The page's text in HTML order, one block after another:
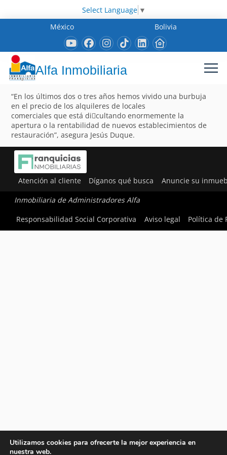
Select Language ▼
México
Bolivia
Alfa Inmobiliaria
“En los últimos dos o tres años hemos vivido una burbuja
en el precio de los alquileres de locales
comerciales que está di􀂦cultando enormemente la
apertura o la rentabilidad de nuevos establecimientos de
restauración”, asegura Jesús Duque.
Atención al cliente Díganos qué busca Anuncie su
Inmobiliaria de Administradores Alfa
Responsabilidad Social Corporativa
Aviso legal Política de
Utilizamos cookies para ofrecerte la mejor experiencia en
nuestra web.